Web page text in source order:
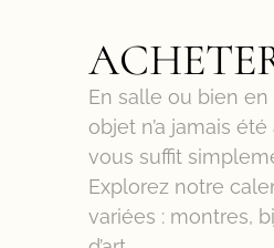
En salle ou bien
objet n’a jamais
vous suffit
Explorez notre
variées : montres,